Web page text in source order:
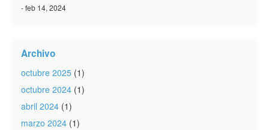
- feb 14, 2024
Archivo
octubre 2025 (1)
octubre 2024 (1)
abril 2024 (1)
marzo 2024 (1)